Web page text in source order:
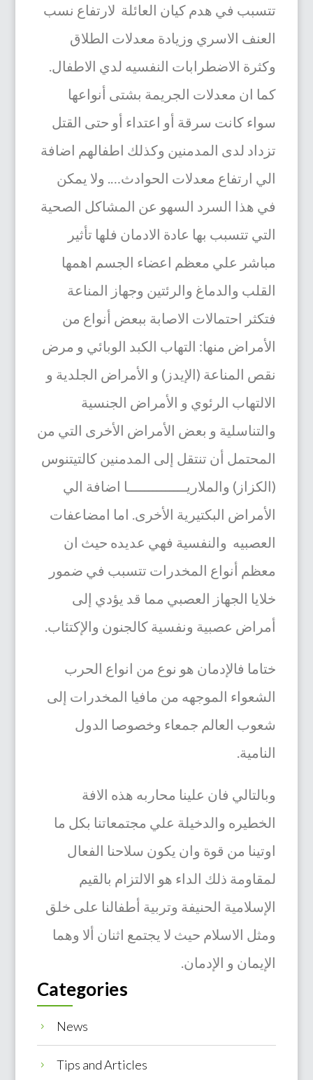
تتسبب في هدم كيان العائلة لارتفاع نسب
العنف الاسري وزيادة معدلات الطلاق
وكثرة الاضطرابات النفسيه لدي الاطفال.
كما ان معدلات الجريمة بشتى أنواعها
سواء كانت سرقة أو اعتداء أو حتى القتل
تزداد لدى المدمنين وكذلك اطفالهم اضافة
الي ارتفاع معدلات الحوادث…. ولا يمكن
في هذا السرد السهو عن المشاكل الصحية
التي تتسبب بها عادة الادمان فلها تأثير
مباشر علي معظم اعضاء الجسم اهمها
القلب والدماغ والرئتين وجهاز المناعة
فتكثر احتمالات الاصابة ببعض أنواع من
الأمراض منها: التهاب الكبد الوبائي و مرض
نقص المناعة (الإيدز) و الأمراض الجلدية و
الالتهاب الرئوي و الأمراض الجنسية
والتناسلية و بعض الأمراض الأخرى التي من
المحتمل أن تنتقل إلى المدمنين كالتيتنوس
(الكزاز) والملاريــــــــــــــا اضافة الي
الأمراض البكتيرية الأخرى. اما امضاعفات
العصبيه والنفسية فهي عديده حيث ان
معظم أنواع المخدرات تتسبب في ضمور
خلايا الجهاز العصبي مما قد يؤدي إلى
أمراض عصبية ونفسية كالجنون والإكتئاب.
ختاما فالإدمان هو نوع من انواع الحرب
الشعواء الموجهه من مافيا المخدرات إلى
شعوب العالم جمعاء وخصوصا الدول
النامية.
وبالتالي فان علينا محاربه هذه الافة
الخطيره والدخيلة علي مجتمعاتنا بكل ما
اوتينا من قوة وان يكون سلاحنا الفعال
لمقاومة ذلك الداء هو الالتزام بالقيم
الإسلامية الحنيفة وتربية أطفالنا على خلق
ومثل الاسلام حيث لا يجتمع اثنان ألا وهما
الإيمان و الإدمان.
Categories
5 News
5 Tips and Articles